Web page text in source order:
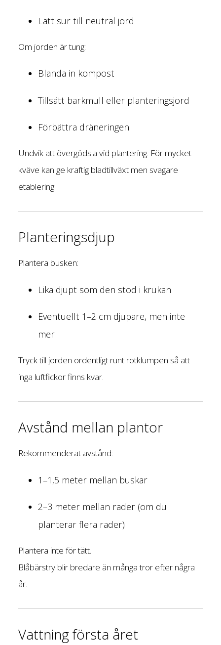
Lätt sur till neutral jord
Om jorden är tung:
Blanda in kompost
Tillsätt barkmull eller planteringsjord
Förbättra dräneringen
Undvik att övergödsla vid plantering. För mycket
kväve kan ge kraftig bladtillväxt men svagare
etablering.
Planteringsdjup
Plantera busken:
Lika djupt som den stod i krukan
Eventuellt 1–2 cm djupare, men inte
mer
Tryck till jorden ordentligt runt rotklumpen så att
inga luftfickor finns kvar.
Avstånd mellan plantor
Rekommenderat avstånd:
1–1,5 meter mellan buskar
2–3 meter mellan rader (om du
planterar flera rader)
Plantera inte för tätt.
Blåbärstry blir bredare än många tror efter några
år.
Vattning första året